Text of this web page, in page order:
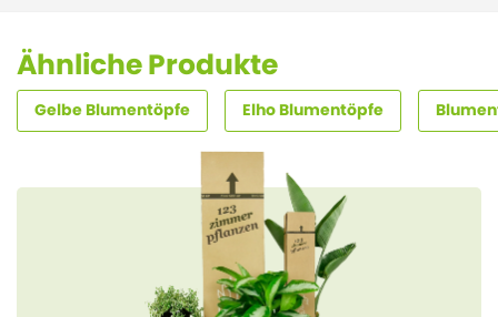
Ähnliche Produkte
Gelbe Blumentöpfe Elho Blumentöpfe